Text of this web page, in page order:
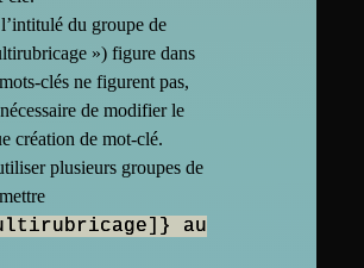
du groupe de
») figure dans
clés ne figurent pas,
de modifier le
création de mot-clé.
plusieurs groupes de
au